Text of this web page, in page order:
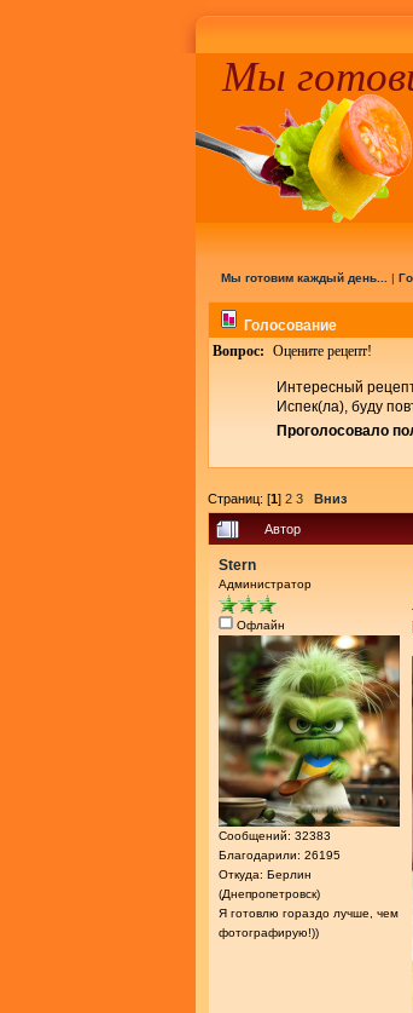
Мы
Мы готовим каждый день... |
Голосование
Вопрос: Оцените рецепт!
Интересный
Испек(ла), буду
Проголосовало
Страниц: [1] 2 3 Вниз
Автор
Stern
Администратор
Офлайн
Сообщений: 32383
Благодарили: 26195
Откуда: Берлин
(Днепропетровск)
Я готовлю гораздо лучше, чем
фотографирую!))